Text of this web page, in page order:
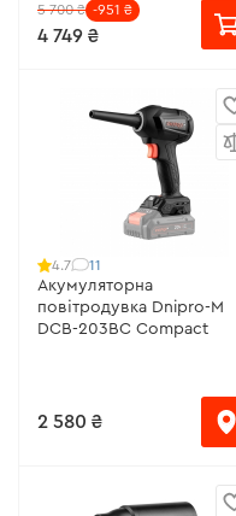
5 700 ₴ -951 ₴
4 749 ₴
4.7 11
Акумуляторна
повітродувка Dnipro-M
DCB-203BC Compact
2 580 ₴